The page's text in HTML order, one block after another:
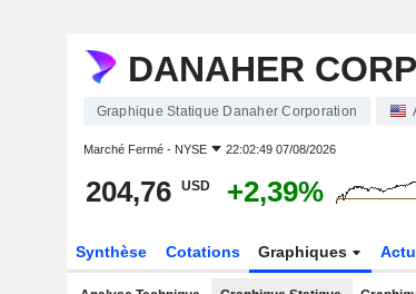
DANAHER
Graphique Statique Danaher Corporation
Marché Fermé - NYSE 22:02:49 07/08/2026
204,76 USD +2,39%
Synthèse Cotations Graphiques